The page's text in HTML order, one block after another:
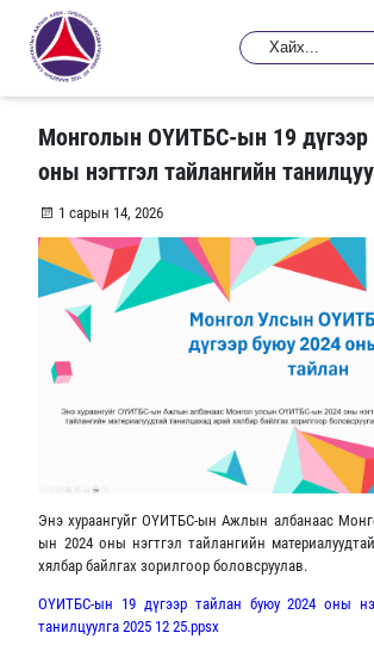
Монголын ОҮИТБС-ын 19 дүгээр
оны нэгтгэл тайлангийн
1 сарын 14, 2026
Энэ хураангуйг ОҮИТБС-ын Ажлын албанаас
ын 2024 оны нэгтгэл тайлангийн
хялбар байлгах зорилгоор боловсруулав.
ОҮИТБС-ын 19 дүгээр тайлан буюу 2024 оны
танилцуулга 2025 12 25.ppsx